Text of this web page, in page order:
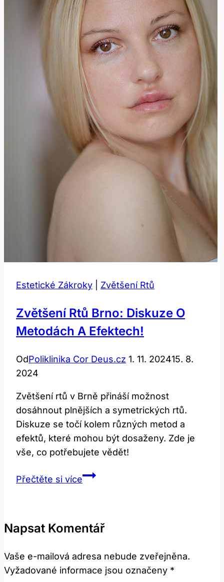
Estetické Zákroky Zvětšení Rtů
Zvětšení Rtů Brno: Diskuze O
Metodách A Efektech!
OdPoliklinika Cor Deus.cz 1. 11. 202415. 8.
2024
Zvětšení rtů v Brně přináší možnost
dosáhnout plnějších a symetrických rtů.
Diskuze se točí kolem různých metod a
efektů, které mohou být dosaženy. Zde je
vše, co potřebujete vědět!
Přečtěte si víceZvětšení
o
a
efektech!
Napsat Komentář
Vaše e-mailová adresa nebude zveřejněna.
Vyžadované informace jsou označeny *